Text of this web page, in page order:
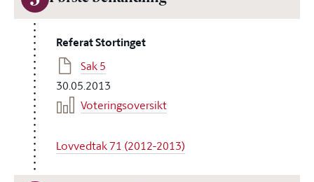
Referat Stortinget
Sak 5
30.05.2013
Voteringsoversikt
Lovvedtak 71 (2012-2013)